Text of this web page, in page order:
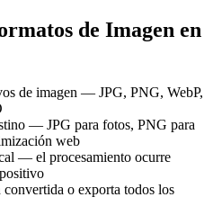
de Imagen en
de imagen — JPG, PNG, WebP,
— JPG para fotos, PNG para
web
— el procesamiento ocurre
convertida o exporta todos los